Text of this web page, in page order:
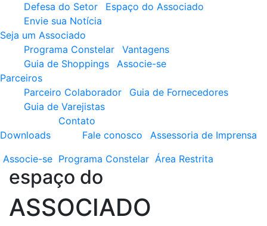
Defesa do Setor
Espaço do Associado
Envie sua Notícia
Seja um Associado
Programa Constelar
Vantagens
Guia de Shoppings
Associe-se
Parceiros
Parceiro Colaborador
Guia de Fornecedores
Guia de Varejistas
Downloads
Contato
Fale conosco
Assessoria de Imprensa
Associe-se Programa Constelar Área Restrita
espaço do
ASSOCIADO